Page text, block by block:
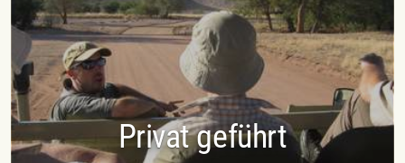
Privat geführt